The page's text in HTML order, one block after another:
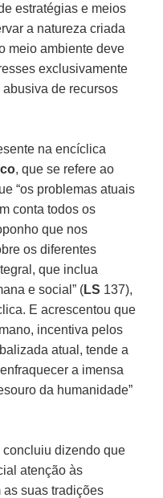
estratégias e meios
a natureza criada
meio ambiente deve
exclusivamente
de recursos
na encíclica
, que se refere ao
“os problemas atuais
conta todos os
que nos
os diferentes
que inclua
e social” (LS 137),
E acrescentou que
incentiva pelos
atual, tende a
a imensa
da humanidade”
concluiu dizendo que
atenção às
suas tradições